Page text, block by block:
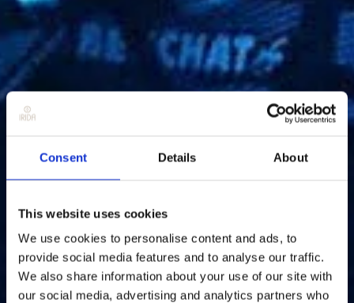
Consent Details About
This website uses cookies
We use cookies to personalise content and ads, to
provide social media features and to analyse our traffic.
We also share information about your use of our site with
our social media, advertising and analytics partners who